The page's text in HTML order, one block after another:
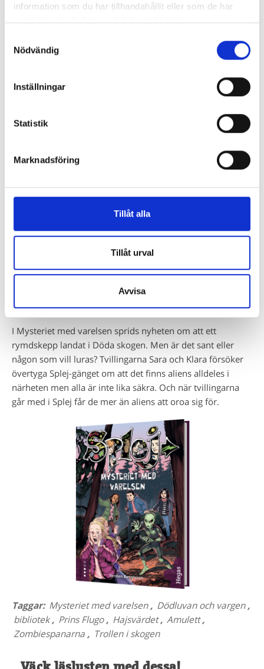
information som du har tillhandahållit eller som de har
samlat in när du har använt deras tjänster.
Nödvändig
Inställningar
Statistik
Marknadsföring
Tillåt alla
Tillåt urval
Avvisa
I Prins Flugo ska Buzz skriva en saga. Självklart får Flugo
vara huvudperson. Men vad ska hända efter Det var gång
Naturligtvis finns Torsten Bengtssons
bland de ständigt utlånade böckerna. Spännande deckare
och dagsaktuella samhällsämnen i en perfekt mix. Och så
lite pirrig kärlek som ett körsbär på toppen!
I Mysteriet med varelsen sprids nyheten om att ett
rymdskepp landat i Döda skogen. Men är det sant eller
någon som vill luras? Tvillingarna Sara och Klara försöker
övertyga Splej-gänget om att det finns aliens alldeles i
närheten men alla är inte lika säkra. Och när tvillingarna
går med i Splej får de mer än aliens att oroa sig för.
Taggar: Mysteriet med varelsen, Dödluvan och vargen,
bibliotek, Prins Flugo, Hajsvärdet, Amulett,
Zombiespanarna, Trollen i skogen